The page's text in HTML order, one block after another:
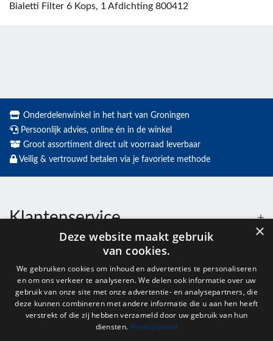
Bialetti Filter 6 Kops, 1 Afdichting 800412
Onderdelenwinkel in het hart van Groningen
Persoonlijk advies, online én in de winkel
Groot assortiment direct uit voorraad leverbaar
Veilig & vertrouwd betalen via je favoriete methode
Klantenservice
Openingstijden
Nieuwsbrief
×
Deze website maakt gebruik
van cookies.
We gebruiken cookies om inhoud en advertenties te personaliseren
en om ons verkeer te analyseren. We delen ook informatie over uw
gebruik van onze site met onze advertentie- en analysepartners, die
deze kunnen combineren met andere informatie die u aan hen heeft
verstrekt of die zij hebben verzameld door uw gebruik van hun
diensten. Privacybeleid